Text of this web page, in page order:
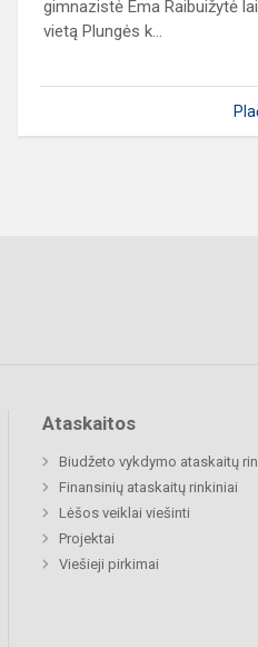
gimnazistė Ema Raibuižytė
vietą Plungės k...
Ataskaitos
Biudžeto vykdymo ataskaitų
Finansinių ataskaitų rinkiniai
Lėšos veiklai viešinti
Projektai
Viešieji pirkimai